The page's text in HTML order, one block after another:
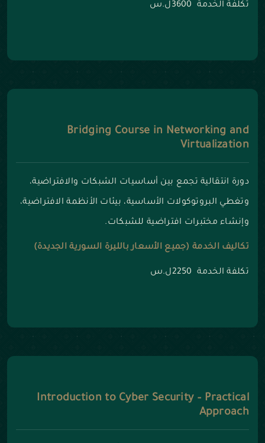
تكلفة الخدمة 3600ل.س
Bridging Course in Networking and
Virtualization
دورة انتقالية تجمع بين أساسيات الشبكات والافتراضية،
وتغطي البروتوكولات الأساسية، بيئات الأنظمة الافتراضية،
وإنشاء مختبرات افتراضية للشبكات.
تكاليف الخدمة (جميع الأسعار بالليرة السورية الجديدة)
تكلفة الخدمة 2250ل.س
Introduction to Cyber Security – Practical
Approach